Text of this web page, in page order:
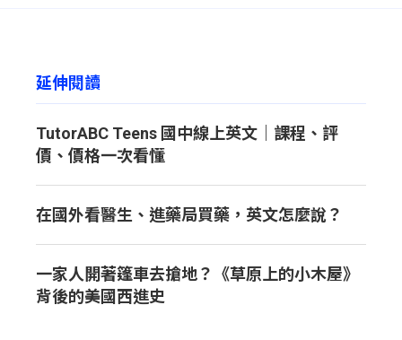
延伸閱讀
TutorABC Teens 國中線上英文｜課程、評
價、價格一次看懂
在國外看醫生、進藥局買藥，英文怎麼說？
一家人開著篷車去搶地？《草原上的小木屋》
背後的美國西進史